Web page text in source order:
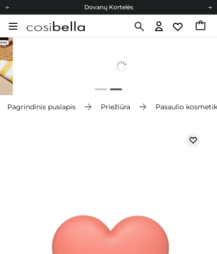
Dovanų Kortelės
Cosibella lojalumo programa
Pagrindinis puslapis Priežiūra Pasaulio